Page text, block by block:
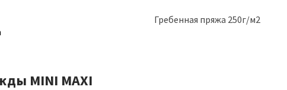
Гребенная пряжа 250г/м2
MINI MAXI